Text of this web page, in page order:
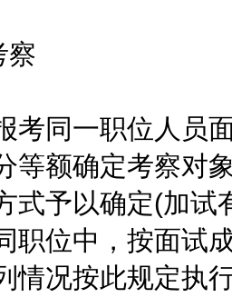
同一职位人员面
等额确定考察对
式予以确定(加试
职位中，按面试
情况按此规定执